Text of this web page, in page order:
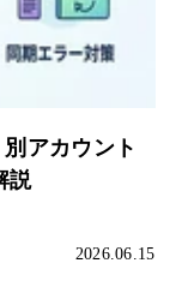
アカウント
説
2026.06.15